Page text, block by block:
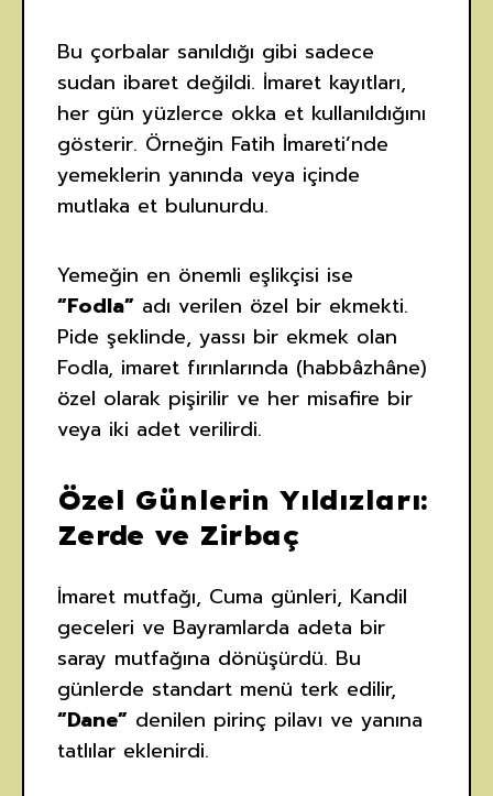
Bu çorbalar sanıldığı gibi sadece
sudan ibaret değildi. İmaret kayıtları,
her gün yüzlerce okka et kullanıldığını
gösterir. Örneğin Fatih İmareti’nde
yemeklerin yanında veya içinde
mutlaka et bulunurdu.
Yemeğin en önemli eşlikçisi ise
“Fodla” adı verilen özel bir ekmekti.
Pide şeklinde, yassı bir ekmek olan
Fodla, imaret fırınlarında (habbâzhâne)
özel olarak pişirilir ve her misafire bir
veya iki adet verilirdi.
Özel Günlerin Yıldızları:
Zerde ve Zirbaç
İmaret mutfağı, Cuma günleri, Kandil
geceleri ve Bayramlarda adeta bir
saray mutfağına dönüşürdü. Bu
günlerde standart menü terk edilir,
“Dane” denilen pirinç pilavı ve yanına
tatlılar eklenirdi.